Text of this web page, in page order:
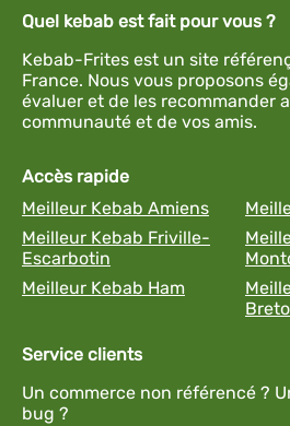
Quel kebab est fait pour vous ?
Kebab-Frites est un site
France. Nous vous proposons
évaluer et de les recommander
communauté et de vos amis.
Accès rapide
Meilleur Kebab Amiens
Meilleur Kebab Friville-
Escarbotin
Meilleur Kebab Ham
Service clients
Un commerce non référencé ?
bug ?